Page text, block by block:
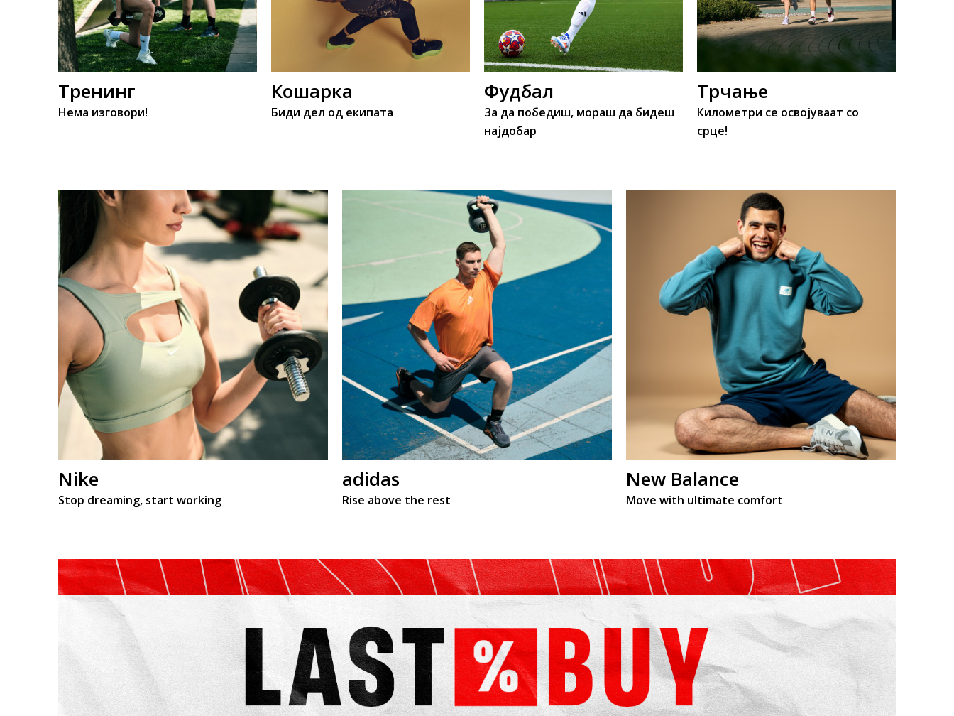
Тренинг
Нема изговори!
Кошарка
Биди дел од екипата
Фудбал
За да победиш, мораш да бидеш
најдобар
Трчање
Километри се освојуваат со
срце!
Nike
Stop dreaming, start working
adidas
Rise above the rest
New Balance
Move with ultimate comfort